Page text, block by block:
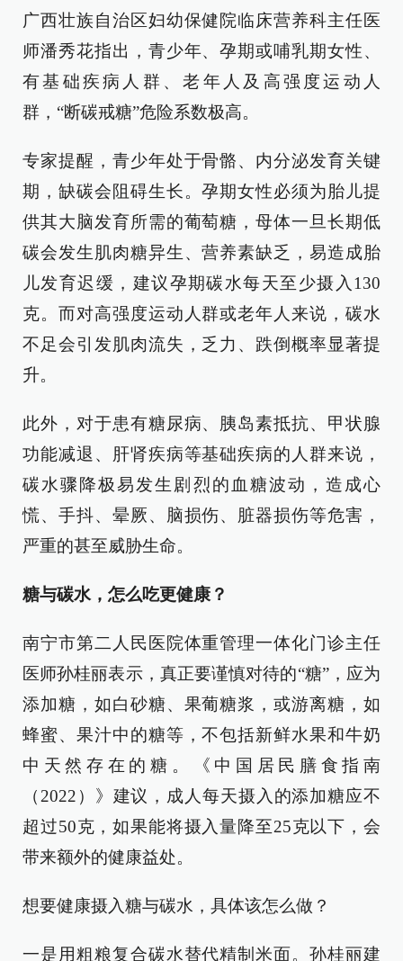
广西壮族自治区妇幼保健院临床营养科主任医
师潘秀花指出，青少年、孕期或哺乳期女性、
有基础疾病人群、老年人及高强度运动人
群，“断碳戒糖”危险系数极高。
专家提醒，青少年处于骨骼、内分泌发育关键
期，缺碳会阻碍生长。孕期女性必须为胎儿提
供其大脑发育所需的葡萄糖，母体一旦长期低
碳会发生肌肉糖异生、营养素缺乏，易造成胎
儿发育迟缓，建议孕期碳水每天至少摄入130
克。而对高强度运动人群或老年人来说，碳水
不足会引发肌肉流失，乏力、跌倒概率显著提
升。
此外，对于患有糖尿病、胰岛素抵抗、甲状腺
功能减退、肝肾疾病等基础疾病的人群来说，
碳水骤降极易发生剧烈的血糖波动，造成心
慌、手抖、晕厥、脑损伤、脏器损伤等危害，
严重的甚至威胁生命。
糖与碳水，怎么吃更健康？
南宁市第二人民医院体重管理一体化门诊主任
医师孙桂丽表示，真正要谨慎对待的“糖”，应为
添加糖，如白砂糖、果葡糖浆，或游离糖，如
蜂蜜、果汁中的糖等，不包括新鲜水果和牛奶
中天然存在的糖。《中国居民膳食指南
（2022）》建议，成人每天摄入的添加糖应不
超过50克，如果能将摄入量降至25克以下，会
带来额外的健康益处。
想要健康摄入糖与碳水，具体该怎么做？
一是用粗粮复合碳水替代精制米面。孙桂丽建